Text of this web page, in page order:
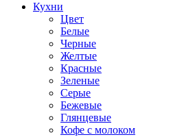
Кухни
Цвет
Белые
Черные
Желтые
Красные
Зеленые
Серые
Бежевые
Глянцевые
Кофе с молоком